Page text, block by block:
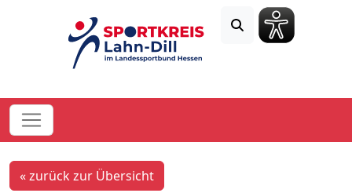
« zurück zur Übersicht